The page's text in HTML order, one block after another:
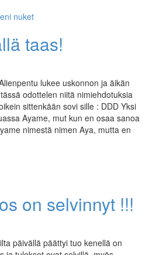
nuket
taas!
lukee uskonnon ja äikän
odottelen niitä nimiehdotuksia
sittenkään sovi sille : DDD Yksi
Ayame, mut kun en osaa sanoa
nimestä nimen Aya, mutta en
on selvinnyt !!!
päivällä päättyi tuo kenellä on